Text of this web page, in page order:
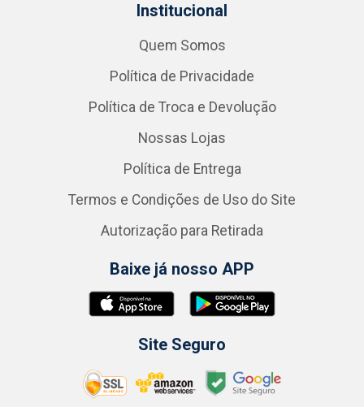
Institucional
Quem Somos
Política de Privacidade
Política de Troca e Devolução
Nossas Lojas
Política de Entrega
Termos e Condições de Uso do Site
Autorização para Retirada
Baixe já nosso APP
Site Seguro